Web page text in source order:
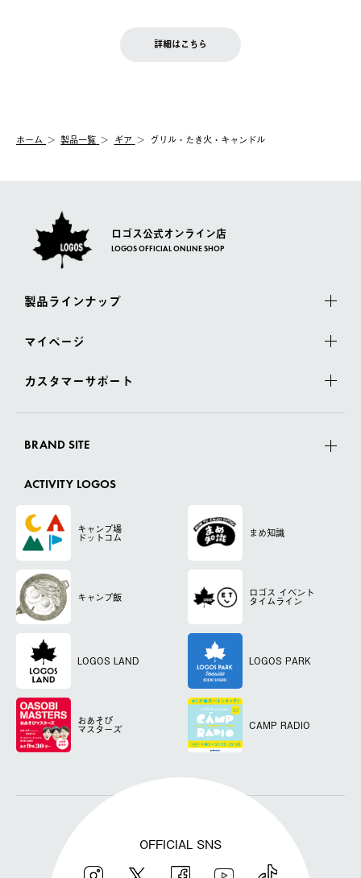
【配送業者】
佐川急便にて配送されます。
お客様都合の返品にかかる送料は、お客様ご負担とさせていただ
一度お手元の商品を返品いただき、ご希望商品を再注文してくだ
LOGOS FAMILY会員の方は、会員マイページ内 購入履歴画面に
詳細はこちら
ホーム 製品一覧 ギア グリル・たき火・キャンドル
ロゴス公式オンライン店
LOGOS OFFICIAL ONLINE SHOP
製品ラインナップ
マイページ
カスタマーサポート
BRAND SITE
ACTIVITY LOGOS
キャンプ場
ドットコム まめ知識
キャンプ飯 ロゴス イベント
タイムライン
LOGOS LAND LOGOS PARK
おあそび
マスターズ CAMP RADIO
OFFICIAL SNS